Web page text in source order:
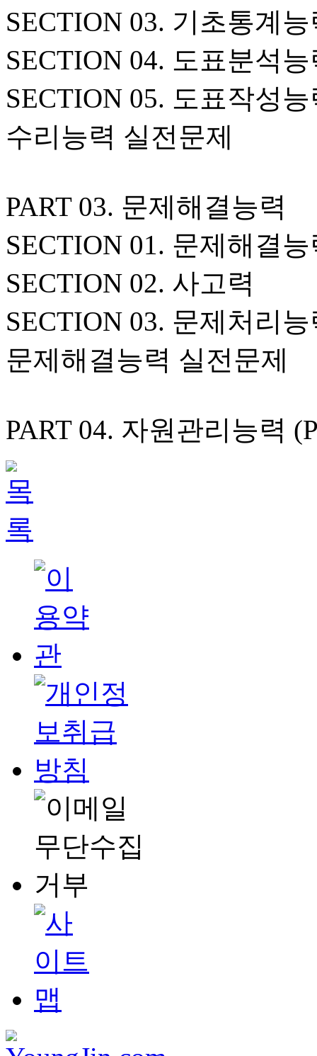
SECTION 03. 기초통계능
SECTION 04. 도표분석능
SECTION 05. 도표작성능
수리능력 실전문제
PART 03. 문제해결능력
SECTION 01. 문제해결
SECTION 02. 사고력
SECTION 03. 문제처리능
문제해결능력 실전문제
PART 04. 자원관리능력